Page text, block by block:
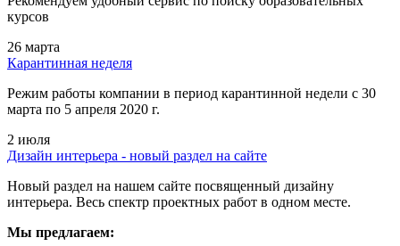
курсов
26 марта
Карантинная неделя
Режим работы компании в период карантинной недели c 30
марта по 5 апреля 2020 г.
2 июля
Дизайн интерьера - новый раздел на сайте
Новый раздел на нашем сайте посвященный дизайну
интерьера. Весь спектр проектных работ в одном месте.
Мы предлагаем: